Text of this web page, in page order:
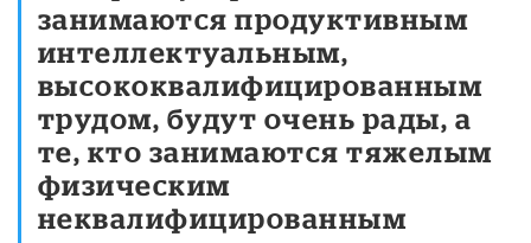
занимаются продуктивным
интеллектуальным,
высококвалифицированным
трудом, будут очень рады, а
те, кто занимаются тяжелым
физическим
неквалифицированным